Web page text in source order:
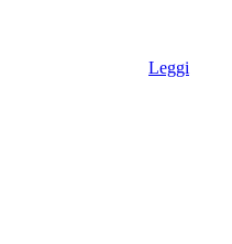
Leggi